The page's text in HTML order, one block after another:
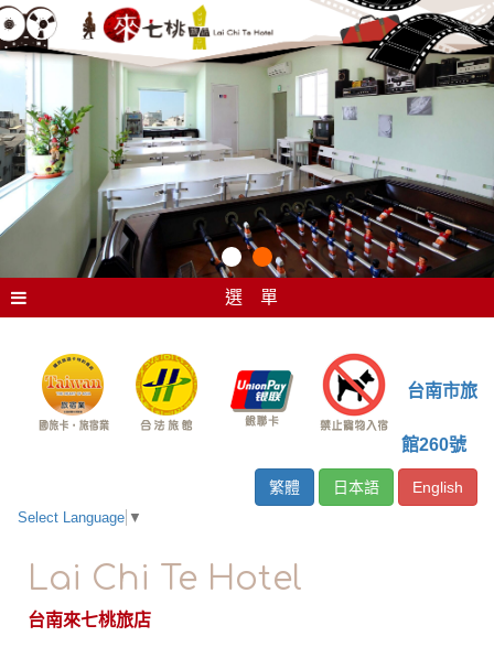
選 單
台南市旅
館260號
繁體 日本語 English
Select Language ▼
Lai Chi Te Hotel
台南來七桃旅店